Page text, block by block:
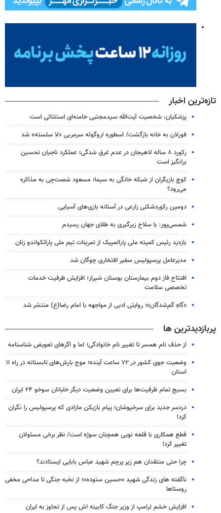
تازه‌ترین اخبار
پزشکیان: شخصیت آیت‌الله سیدمجتبی خامنه‌ای استثنائی است
فورلان به خانه بازگشت/ اسطوره اروگوئه سرمربی «لا سلسته» شد
رکورد ۸ ساله لاهیجان در عدم غرق شدگی؛ عملکرد ناجیان تحسین
برانگیز است
کوچ بازیگران از شبکه خانگی به سیما؛ مسعود شصت‌چی به مذاکره
می‌رود؟
دومین رکوردشکنی زارعی در آستانه بازی‌های آسیایی
شمسی‌پور: با سلاح زیرگیری به طلای جهان رسیدم
بازدید رئیس کمیته ملی پارالمپیک از تمرینات تیم ملی پاراتکواندو زنان
مدیرعامل پرسپولیس سفیر افتخاری چوگان شد
افتتاح فاز دوم بیمارستان بوستان شیراز؛ افزایش ظرفیت خدمات
تخصصی سلامت
«گاهِ گم‌شدگان»؛ روایتی ادبی از مواجهه با امام رضا(ع) منتشر شد
پربازدیدترین ها
از حذف نام همسر تا تغییر نام خانوادگی؛ اما و اگرهای تعویض شناسنامه
وضعیت جوی کشور در ۷۲ ساعت آینده؛ موج بارش‌های تابستانه در راه ۱۱
استان
بسیج تمام ظرفیت‌ها برای تعیین وضعیت دیگر خلبانان سوخو ۲۴ ایران
دردسر جدید برای سرخپوشان؛ پیام بازیکن مازادی که پرسپولیس را نگران
کرد!
قطع همکاری با قلعه نویی همچنان سوژه است/ نظر برخی مسئولان
تغییر کرد!
چرا حتی منتقدان هم زیر پرچم شهید عباس بابایی ایستادند؟
ناگفته های زندگی شهید «حسین ستوده»؛ از نخبه جنگی تا مداحی مخفی
روستاها
افزایش خشم ترامپ از وزیر جنگ کابینه اش پس از تجاوز به ایران